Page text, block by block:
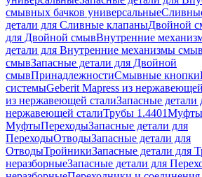
смывных бачков универсальные
детали для Сливные клапаныДвойной
для Двойной смывВнутренние
детали для Внутренние механизмы
смывЗапасные детали для Двойной
смывПринадлежностиСмывные кнопки
системыGeberit Mapress из
из нержавеющей сталиЗапасные детали
нержавеющей сталиТрубы 1.4401Муфты
МуфтыПереходыЗапасные детали для
ПереходыОтводыЗапасные детали для
ОтводыТройникиЗапасные детали для
неразборныеЗапасные детали для